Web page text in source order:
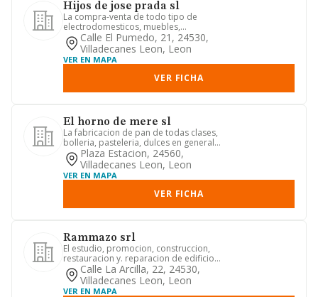
Hijos de jose prada sl
La compra-venta de todo tipo de
electrodomesticos, muebles,
ferreteria, bazar, material electrico y...
Calle El Pumedo, 21, 24530,
Villadecanes Leon, Leon
VER EN MAPA
VER FICHA
El horno de mere sl
La fabricacion de pan de todas clases,
bolleria, pasteleria, dulces en general
(galletas, caramelos...
Plaza Estacion, 24560,
Villadecanes Leon, Leon
VER EN MAPA
VER FICHA
Rammazo srl
El estudio, promocion, construccion,
restauracion y. reparacion de edificios
y obras publicas, cons...
Calle La Arcilla, 22, 24530,
Villadecanes Leon, Leon
VER EN MAPA